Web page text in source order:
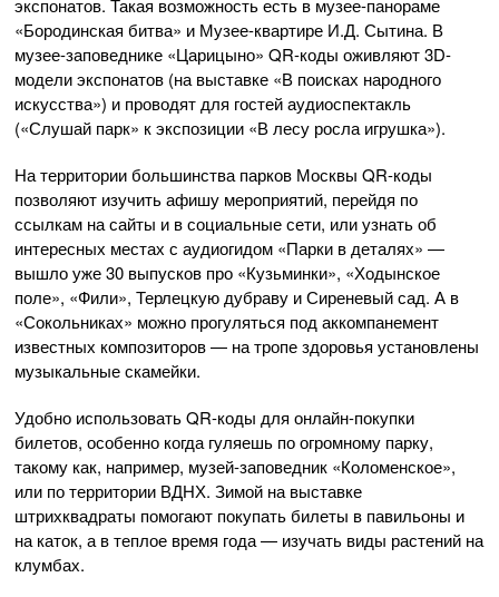
экспонатов. Такая возможность есть в музее-панораме
«Бородинская битва» и Музее-квартире И.Д. Сытина. В
музее-заповеднике «Царицыно» QR-коды оживляют 3D-
модели экспонатов (на выставке «В поисках народного
искусства») и проводят для гостей аудиоспектакль
(«Слушай парк» к экспозиции «В лесу росла игрушка»).
На территории большинства парков Москвы QR-коды
позволяют изучить афишу мероприятий, перейдя по
ссылкам на сайты и в социальные сети, или узнать об
интересных местах с аудиогидом «Парки в деталях» —
вышло уже 30 выпусков про «Кузьминки», «Ходынское
поле», «Фили», Терлецкую дубраву и Сиреневый сад. А в
«Сокольниках» можно прогуляться под аккомпанемент
известных композиторов — на тропе здоровья установлены
музыкальные скамейки.
Удобно использовать QR-коды для онлайн-покупки
билетов, особенно когда гуляешь по огромному парку,
такому как, например, музей-заповедник «Коломенское»,
или по территории ВДНХ. Зимой на выставке
штрихквадраты помогают покупать билеты в павильоны и
на каток, а в теплое время года — изучать виды растений на
клумбах.